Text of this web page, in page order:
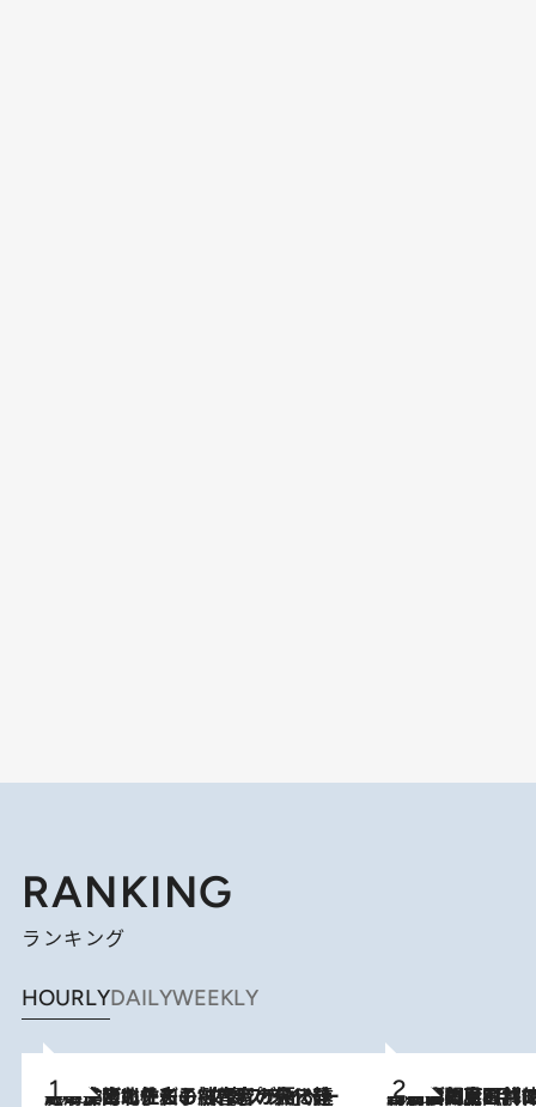
RANKING
ランキング
HOURLYDAILYWEEKLY
2026.8.3
《「文士の子ども被害者の会」発足！》阿川佐和子（72）が語る遠藤周作に北杜夫、劇作家・矢代静一の子どもたちの“文豪プライベート事件簿” 2026.8.8
「最後に見られてよかった」上野動物園の東園パンダ舎が解体前に特別公開。8月16日まで延長されたパネル展と共に辿る“半世紀”のパンダ飼育《解体工事の図面あり》